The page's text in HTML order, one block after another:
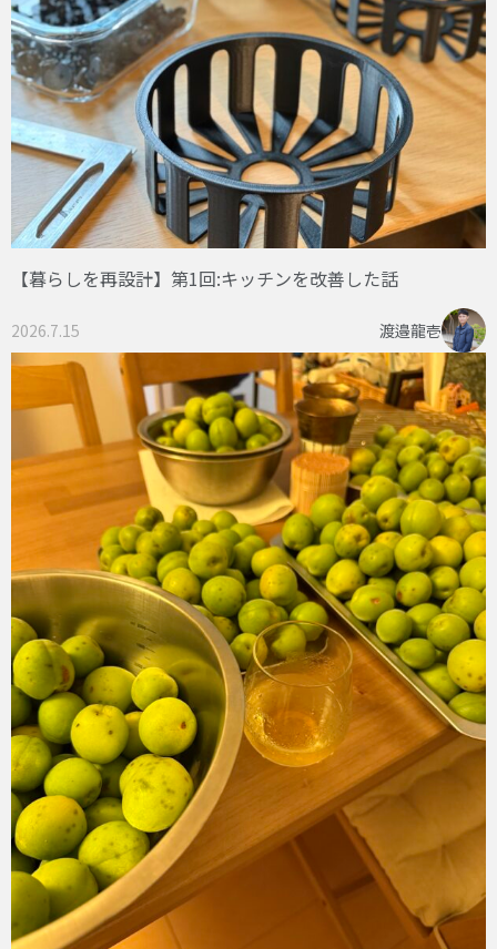
【暮らしを再設計】第1回:キッチンを改善した話
2026.7.15 渡邉龍壱